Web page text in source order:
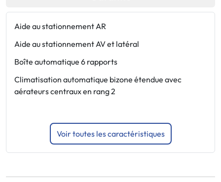
Aide au stationnement AR
Aide au stationnement AV et latéral
Boîte automatique 6 rapports
Climatisation automatique bizone étendue avec
aérateurs centraux en rang 2
Voir toutes les caractéristiques